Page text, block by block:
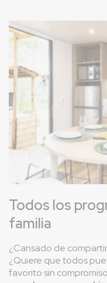
Imagen
Todos los
familia
¿Cansado de
¿Quiere que todos
favorito sin